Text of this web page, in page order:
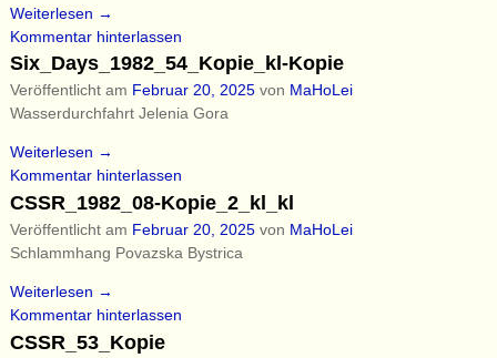
Weiterlesen →
Kommentar hinterlassen
Six_Days_1982_54_Kopie_kl-Kopie
Veröffentlicht am Februar 20, 2025 von MaHoLei
Wasserdurchfahrt Jelenia Gora
Weiterlesen →
Kommentar hinterlassen
CSSR_1982_08-Kopie_2_kl_kl
Veröffentlicht am Februar 20, 2025 von MaHoLei
Schlammhang Povazska Bystrica
Weiterlesen →
Kommentar hinterlassen
CSSR_53_Kopie